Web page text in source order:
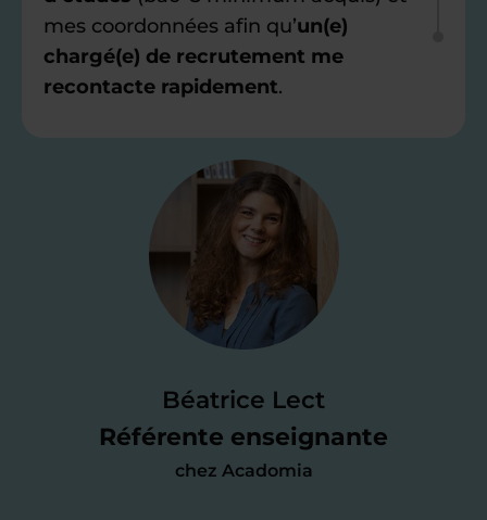
Béatrice Lect
Référente enseignante
chez Acadomia
mes coordonnées afin qu’un(e)
chargé(e) de recrutement me
recontacte rapidement.
Je valide ma
candidature
test de 15 minutes
des programmes scolaires(et pouvoir
me mettre à jour au besoin) et
j’échange en direct avec un chargé de